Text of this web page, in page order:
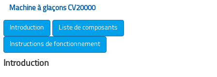
Machine à glaçons CV20000
Introduction Liste de composants
Instructions de fonctionnement
Introduction